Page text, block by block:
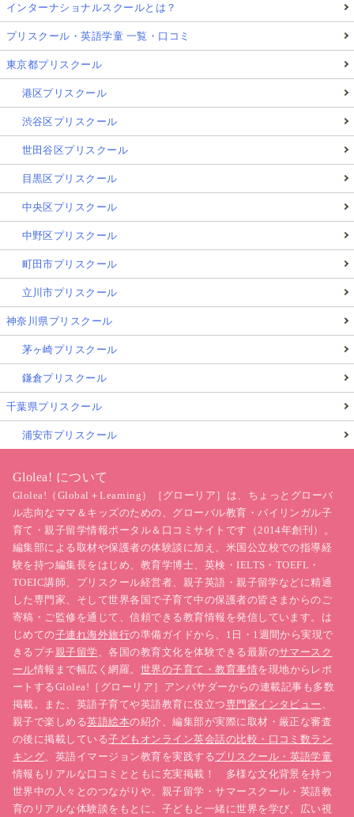
インターナショナルスクールとは？
プリスクール・英語学童 一覧・口コミ
東京都プリスクール
港区プリスクール
渋谷区プリスクール
世田谷区プリスクール
目黒区プリスクール
中央区プリスクール
中野区プリスクール
町田市プリスクール
立川市プリスクール
神奈川県プリスクール
茅ヶ崎プリスクール
鎌倉プリスクール
千葉県プリスクール
浦安市プリスクール
Glolea! について
Glolea!（Global＋Learning）［グローリア］は、ちょっとグローバ
ル志向なママ＆キッズのための、グローバル教育・バイリンガル子
育て・親子留学情報ポータル＆口コミサイトです（2014年創刊）。
編集部による取材や保護者の体験談に加え、米国公立校での指導経
験を持つ編集長をはじめ、教育学博士、英検・IELTS・TOEFL・
TOEIC講師、プリスクール経営者、親子英語・親子留学などに精通
した専門家、そして世界各国で子育て中の保護者の皆さまからのご
寄稿・ご監修を通じて、信頼できる教育情報を発信しています。は
じめての子連れ海外旅行の準備ガイドから、1日・1週間から実現で
きるプチ 親子留学 、各国の教育文化を体験できる最新のサマースク
ール情報まで幅広く網羅。 世界の子育て・教育事情を現地からレポ
ートするGlolea!［グローリア］アンバサダーからの連載記事も多数
掲載。また、英語子育てや英語教育に役立つ専門家インタビュー
親子で楽しめる英語絵本の紹介、編集部が実際に取材・厳正な審査
の後に掲載している子どもオンライン英会話の比較・口コミ数ラン
キング 、英語イマージョン教育を実践するプリスクール・英語学童
情報もリアルな口コミとともに充実掲載！ 多様な文化背景を持つ
世界中の人々とのつながりや、親子留学・サマースクール・英語教
育のリアルな体験談をもとに、子どもと一緒に世界を学び、広い視